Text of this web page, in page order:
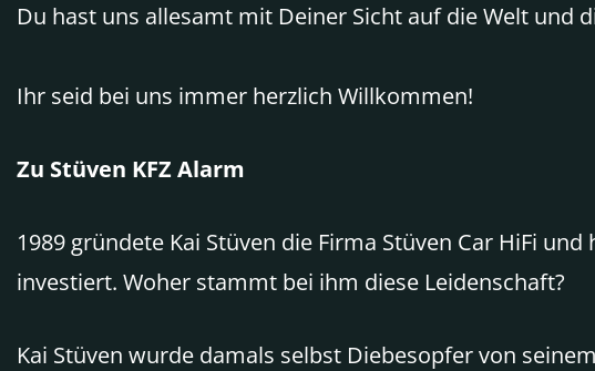
Du hast uns allesamt mit Deiner Sicht auf die Welt und
Ihr seid bei uns immer herzlich Willkommen!
Zu Stüven KFZ Alarm
1989 gründete Kai Stüven die Firma Stüven Car HiFi
investiert. Woher stammt bei ihm diese Leidenschaft?
Kai Stüven wurde damals selbst Diebesopfer von